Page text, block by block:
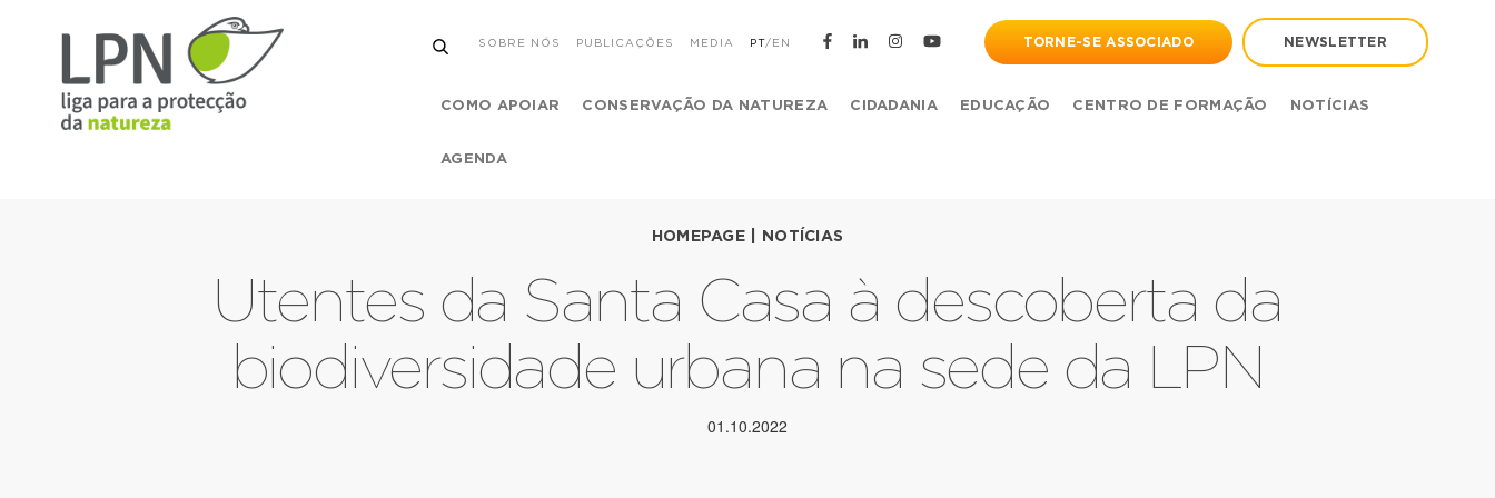
SOBRE NÓS PUBLICAÇÕES MEDIA PT/ EN TORNE-SE ASSOCIADO NEWSLETTER
COMO APOIAR CONSERVAÇÃO DA NATUREZA CIDADANIA EDUCAÇÃO CENTRO DE FORMAÇÃO NOTÍCIAS
AGENDA
HOMEPAGE NOTÍCIAS
Utentes da Santa Casa à descoberta da
biodiversidade urbana na sede da LPN
01.10.2022